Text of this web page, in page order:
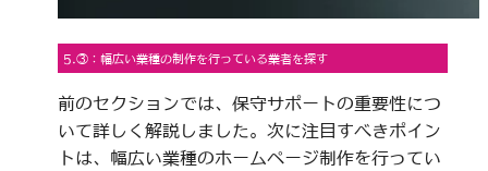
5.③：幅広い業種の制作を行っている業者を探す
前のセクションでは、保守サポートの重要性につ
いて詳しく解説しました。次に注目すべきポイン
トは、幅広い業種のホームページ制作を行ってい